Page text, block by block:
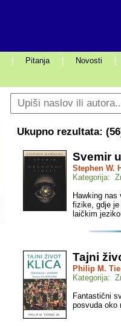
Pitanja Novosti
Ukupno rezultata: (56
Svemir
Stephen W.
Kategorija:
Hawking
fizike, gdje
laičkim
Tajni
Philip M.
Kategorija:
Fantastični
posvuda oko